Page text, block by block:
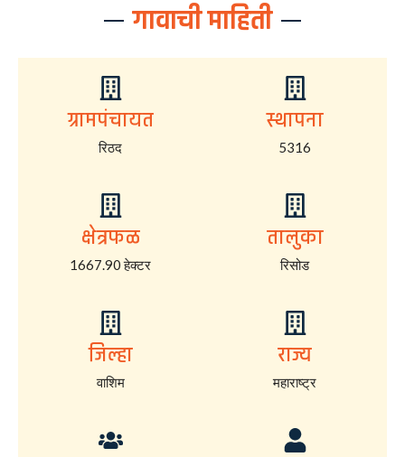
गावाची माहिती
ग्रामपंचायत
रिठद
स्थापना
5316
क्षेत्रफळ
1667.90 हेक्टर
तालुका
रिसोड
जिल्हा
वाशिम
राज्य
महाराष्ट्र